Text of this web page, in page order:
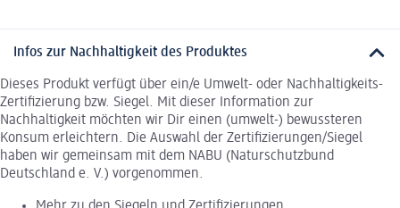
Infos zur Nachhaltigkeit des Produktes
Dieses Produkt verfügt über ein/e Umwelt- oder Nachhaltigkeits-
Zertifizierung bzw. Siegel. Mit dieser Information zur
Nachhaltigkeit möchten wir Dir einen (umwelt-) bewussteren
Konsum erleichtern. Die Auswahl der Zertifizierungen/Siegel
haben wir gemeinsam mit dem NABU (Naturschutzbund
Deutschland e. V.) vorgenommen.